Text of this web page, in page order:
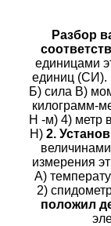
Разбор в
единицами
единиц
Б) сила B)
килограмм-
Н -м) 4) метр
Н) 2.
измерения
А)
2)
положил